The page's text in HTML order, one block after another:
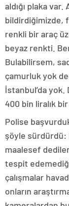
aldığı plaka
bildirdiğimizde,
renkli bir araç
beyaz renkti.
Bulabilirsem,
çamurluk yok
İstanbul’da
400 bin liralık
Polise
şöyle sürdürdü:
maalesef dediler
tespit
çalışmalar
onların